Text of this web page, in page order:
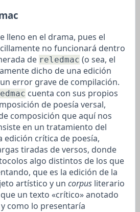
lleno en el drama, pues el
no funcionará dentro
de reledmac (o sea, el
dicho de una edición
error grave de compilación.
cuenta con sus propios
de poesía versal,
composición que aquí nos
en un tratamiento del
edición crítica de poesía,
tiradas de versos, donde
algo distintos de los que
que es la edición de la
artístico y un corpusliterario
un texto «crítico» anotado
como lo presentaría